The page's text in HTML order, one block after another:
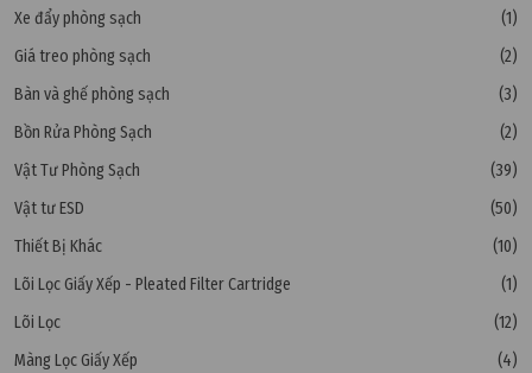
Xe đẩy phòng sạch
(1)
Giá treo phòng sạch
(2)
Bàn và ghế phòng sạch
(3)
Bồn Rửa Phòng Sạch
(2)
Vật Tư Phòng Sạch
(39)
Vật tư ESD
(50)
Thiết Bị Khác
(10)
Lõi Lọc Giấy Xếp - Pleated Filter Cartridge
(1)
Lõi Lọc
(12)
Màng Lọc Giấy Xếp
(4)